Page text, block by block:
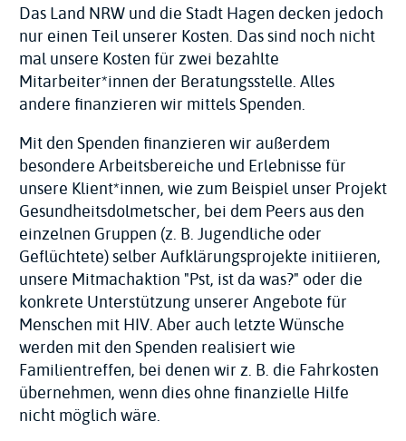
Das Land NRW und die Stadt Hagen decken jedoch
nur einen Teil unserer Kosten. Das sind noch nicht
mal unsere Kosten für zwei bezahlte
Mitarbeiter*innen der Beratungsstelle. Alles
andere finanzieren wir mittels Spenden.
Mit den Spenden finanzieren wir außerdem
besondere Arbeitsbereiche und Erlebnisse für
unsere Klient*innen, wie zum Beispiel unser Projekt
Gesundheitsdolmetscher, bei dem Peers aus den
einzelnen Gruppen (z. B. Jugendliche oder
Geflüchtete) selber Aufklärungsprojekte initiieren,
unsere Mitmachaktion "Pst, ist da was?" oder die
konkrete Unterstützung unserer Angebote für
Menschen mit HIV. Aber auch letzte Wünsche
werden mit den Spenden realisiert wie
Familientreffen, bei denen wir z. B. die Fahrkosten
übernehmen, wenn dies ohne finanzielle Hilfe
nicht möglich wäre.